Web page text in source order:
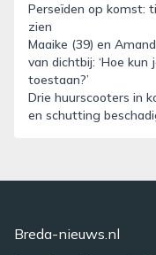
Perseïden op komst:
zien
Maaike (39) en
van dichtbij: ‘Hoe
toestaan?’
Drie huurscooters in
en schutting
Breda-nieuws.nl